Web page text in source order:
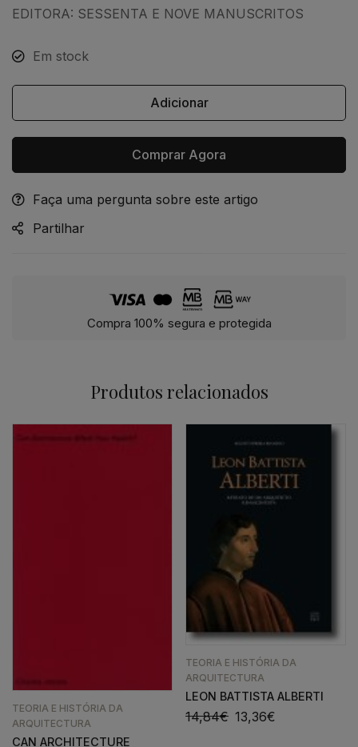
EDITORA: SESSENTA E NOVE MANUSCRITOS
Em stock
Adicionar
Comprar Agora
Alternative:
Faça uma pergunta sobre este artigo
Partilhar
Compra 100% segura e protegida
Produtos relacionados
TEORIA E HISTÓRIA DA
ARQUITECTURA
CAN ARCHITECTURE
TEORIA E HISTÓRIA DA
ARQUITECTURA
LEON BATTISTA ALBERTI
14,84€ 13,36€